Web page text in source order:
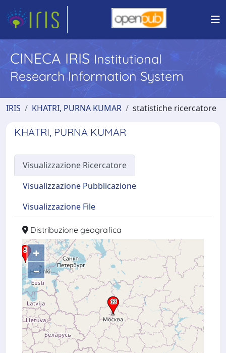
CINECA IRIS Institutional
Research Information System
IRIS KHATRI, PURNA KUMAR statistiche ricercatore
KHATRI, PURNA KUMAR
Visualizzazione Ricercatore
Visualizzazione Pubblicazione
Visualizzazione File
Distribuzione geografica
+
–